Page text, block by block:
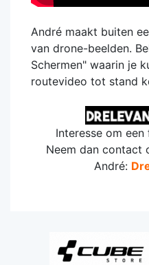
André maakt buiten
van drone-beelden.
Schermen" waarin je
routevideo tot stand
Interesse om
Neem dan contact
André: